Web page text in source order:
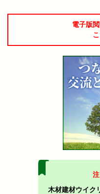
電子版
木材建材ウイク